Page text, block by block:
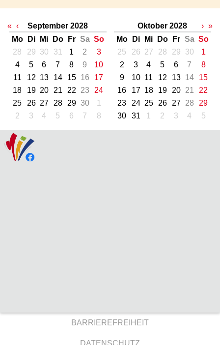
« ‹
September 2028
Mo
Di Mi Do Fr Sa So
28
29 30 31 1 2
3
4
5 6 7 8 9
10
11
12 13 14 15 16
17
18
19 20 21 22 23
24
25
26 27 28 29 30
1
2
3 4 5 6 7 8
Oktober 2028
Mo
Di Mi Do Fr Sa So
25
26 27 28 29 30
1
2
3 4 5 6 7
8
9
10 11 12 13 14
15
16
17 18 19 20 21
22
23
24 25 26 27 28
29
30
31 1 2 3 4 5
› »
BARRIEREFREIHEIT
DATENSCHUTZ